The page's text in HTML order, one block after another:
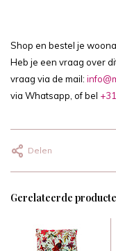
Shop en bestel je
Heb je een vraag over
vraag via de mail:
via Whatsapp, of bel
Delen
Gerelateerde